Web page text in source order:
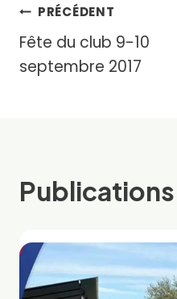
Navigation
de
PRÉCÉDENT
Fête du club 9-10
septembre 2017